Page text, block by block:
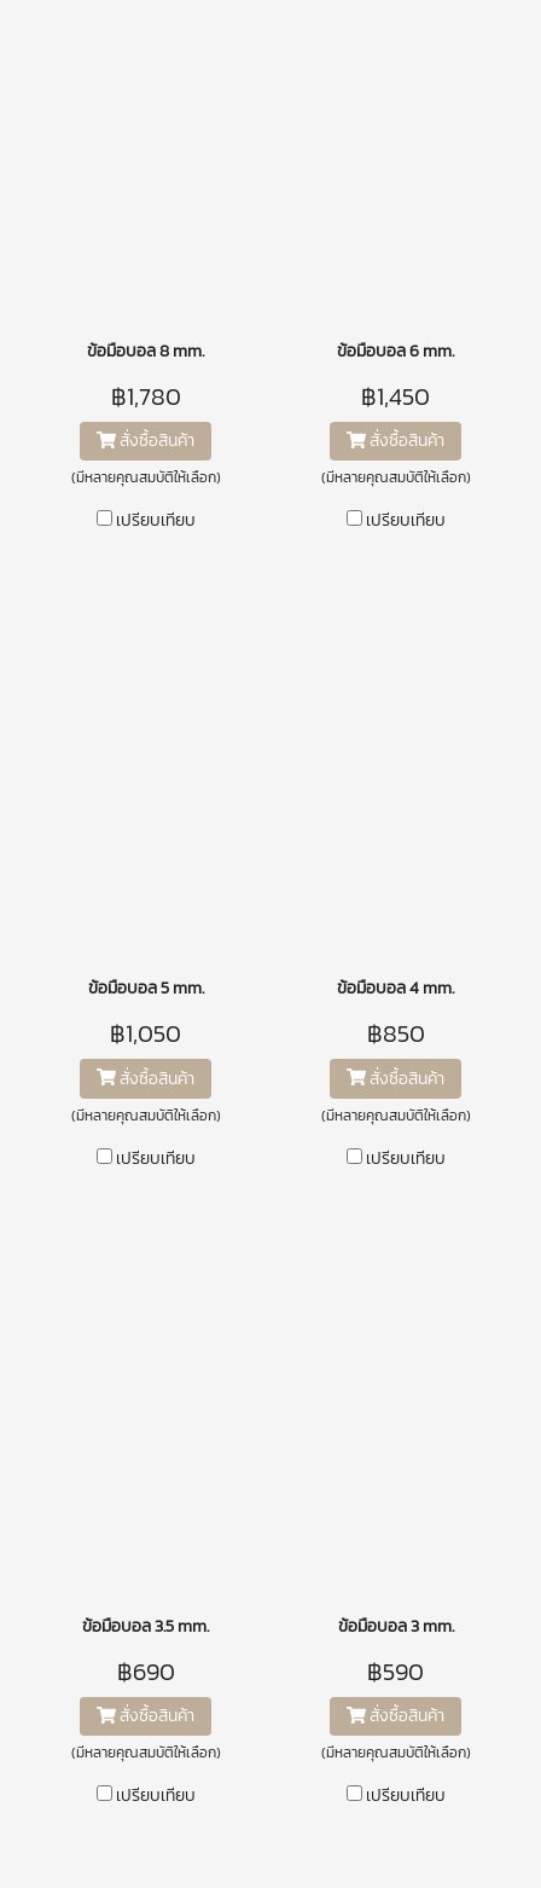
ข้อมือบอล 8 mm.
฿1,780
สั่งซื้อสินค้า
(มีหลายคุณสมบัติให้เลือก)
เปรียบเทียบ
ข้อมือบอล 6 mm.
฿1,450
สั่งซื้อสินค้า
(มีหลายคุณสมบัติให้เลือก)
เปรียบเทียบ
ข้อมือบอล 5 mm.
฿1,050
สั่งซื้อสินค้า
(มีหลายคุณสมบัติให้เลือก)
เปรียบเทียบ
ข้อมือบอล 4 mm.
฿850
สั่งซื้อสินค้า
(มีหลายคุณสมบัติให้เลือก)
เปรียบเทียบ
ข้อมือบอล 3.5 mm.
฿690
สั่งซื้อสินค้า
(มีหลายคุณสมบัติให้เลือก)
เปรียบเทียบ
ข้อมือบอล 3 mm.
฿590
สั่งซื้อสินค้า
(มีหลายคุณสมบัติให้เลือก)
เปรียบเทียบ